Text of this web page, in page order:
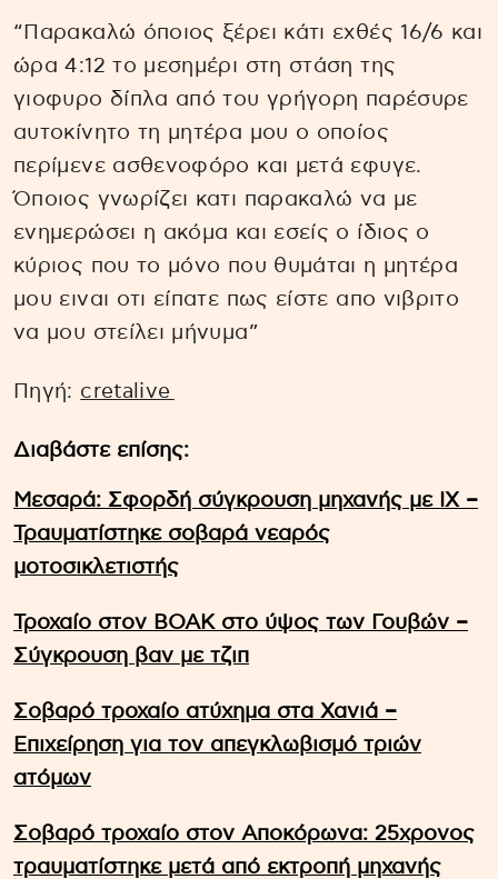
“Παρακαλώ όποιος ξέρει κάτι εχθές 16/6 και
ώρα 4:12 το μεσημέρι στη στάση της
γιοφυρο δίπλα από του γρήγορη παρέσυρε
αυτοκίνητο τη μητέρα μου ο οποίος
περίμενε ασθενοφόρο και μετά εφυγε.
Όποιος γνωρίζει κατι παρακαλώ να με
ενημερώσει η ακόμα και εσείς ο ίδιος ο
κύριος που το μόνο που θυμάται η μητέρα
μου ειναι οτι είπατε πως είστε απο νιβριτο
να μου στείλει μήνυμα”
Πηγή: cretalive
Διαβάστε επίσης:
Μεσαρά: Σφορδή σύγκρουση μηχανής με ΙΧ –
Τραυματίστηκε σοβαρά νεαρός
μοτοσικλετιστής
Τροχαίο στον ΒΟΑΚ στο ύψος των Γουβών –
Σύγκρουση βαν με τζιπ
Σοβαρό τροχαίο ατύχημα στα Χανιά –
Επιχείρηση για τον απεγκλωβισμό τριών
ατόμων
Σοβαρό τροχαίο στον Αποκόρωνα: 25χρονος
τραυματίστηκε μετά από εκτροπή μηχανής